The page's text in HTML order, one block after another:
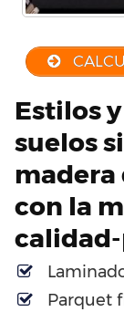
Estilos
suelos
madera
con la
Parquet